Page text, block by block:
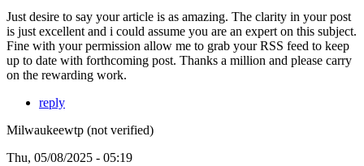
Just desire to say your article is as amazing. The clarity in your post
is just excellent and i could assume you are an expert on this subject.
Fine with your permission allow me to grab your RSS feed to keep
up to date with forthcoming post. Thanks a million and please carry
on the rewarding work.
reply
Milwaukeewtp (not verified)
Thu, 05/08/2025 - 05:19